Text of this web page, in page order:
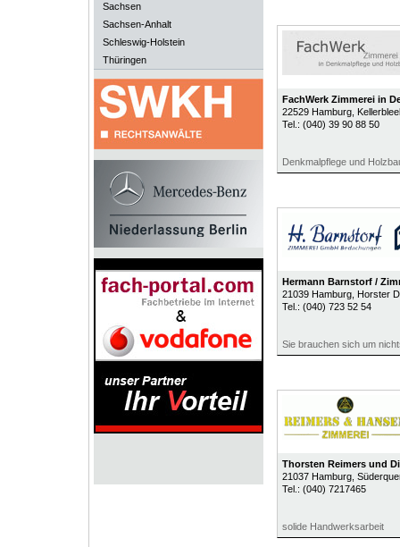
Sachsen
Sachsen-Anhalt
Schleswig-Holstein
Thüringen
FachWerk Zimmerei in
22529 Hamburg,
Tel.: (040) 39 90 88 50
Denkmalpflege und
Hermann Barnstorf /
21039 Hamburg, Horster
Tel.: (040) 723 52 54
Sie brauchen sich um
Thorsten Reimers und
21037 Hamburg,
Tel.: (040) 7217465
solide Handwerksarbeit